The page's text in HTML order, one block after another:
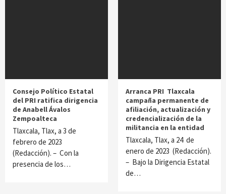
Consejo Político Estatal
del PRI ratifica dirigencia
de Anabell Ávalos
Zempoalteca
Tlaxcala, Tlax, a 3 de
febrero de 2023
(Redacción). – Con la
presencia de los…
Arranca PRI Tlaxcala
campaña permanente de
afiliación, actualización y
credencialización de la
militancia en la entidad
Tlaxcala, Tlax, a 24 de
enero de 2023 (Redacción).
– Bajo la Dirigencia Estatal
de…